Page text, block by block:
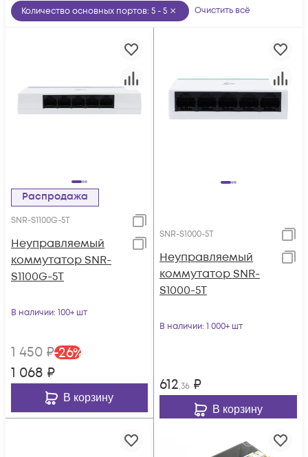
Количество основных портов: 5 - 5 Очистить всё
Распродажа
SNR-S1100G-5T
Неуправляемый
коммутатор SNR-
S1100G-5T
В наличии: 100+ шт
1 450 ₽-26%
1 068 ₽
В корзину
SNR-S1000-5T
Неуправляемый
коммутатор SNR-
S1000-5T
В наличии: 1 000+ шт
612,36 ₽
В корзину